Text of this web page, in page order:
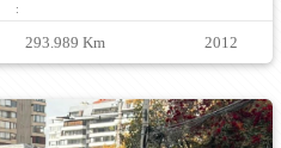
:
293.989 Km 2012